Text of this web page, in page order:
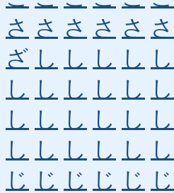
さ さ さ さ さ さ
ざ し し し し し
し し し し し し
し し し し し し
し し し し し し
じ じ じ じ じ じ